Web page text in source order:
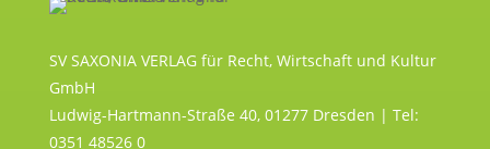
SV SAXONIA VERLAG für Recht, Wirtschaft und Kultur
GmbH
Ludwig-Hartmann-Straße 40, 01277 Dresden | Tel:
0351 48526 0